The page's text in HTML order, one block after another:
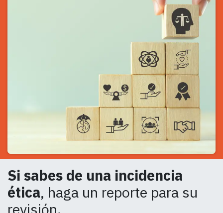
Si sabes de una incidencia
ética, haga un reporte para su
revisión.